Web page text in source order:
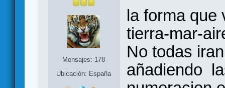
Mensajes: 178
Ubicación: España
la forma que
tierra-mar-
No todas
añadiendo